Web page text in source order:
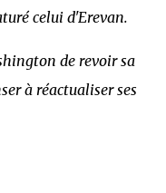
celui d'Erevan.
de revoir sa
à réactualiser ses